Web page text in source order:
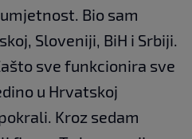
Bio sam
Sloveniji, BiH i Srbiji.
sve funkcionira sve
u Hrvatskoj
Kroz sedam